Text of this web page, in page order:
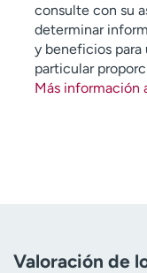
consulte con su
determinar
y beneficios
particular
Más información
Valoración de